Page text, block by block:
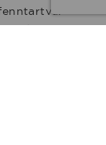
| E-mail: